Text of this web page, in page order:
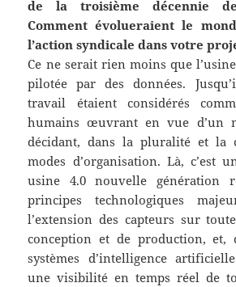
de la troisième décennie
Comment évolueraient le
l’action syndicale dans votre
Ce ne serait rien moins que
pilotée par des données.
travail étaient considérés
humains œuvrant en vue d’un
décidant, dans la pluralité et la
modes d’organisation. Là, c’est
usine 4.0 nouvelle génération
principes technologiques
l’extension des capteurs sur
conception et de production, et,
systèmes d’intelligence
une visibilité en temps réel de